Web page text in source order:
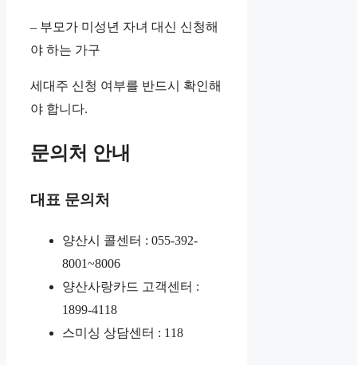
– 부모가 미성년 자녀 대신 신청해
야 하는 가구
세대주 신청 여부를 반드시 확인해
야 합니다.
문의처 안내
대표 문의처
양산시 콜센터 : 055-392-
8001~8006
양산사랑카드 고객센터 :
1899-4118
스미싱 상담센터 : 118